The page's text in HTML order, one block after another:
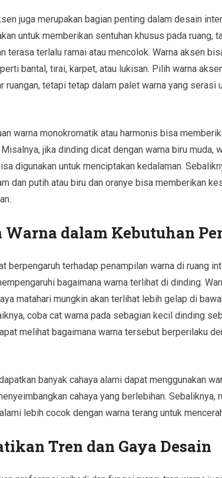
juga merupakan bagian penting dalam desain
untuk memberikan sentuhan khusus pada ruang,
terasa terlalu ramai atau mencolok. Warna aksen
bantal, tirai, karpet, atau lukisan. Pilih warna
ruangan, tetapi tetap dalam palet warna yang serasi
warna monokromatik atau harmonis bisa
jika dinding dicat dengan warna biru muda,
digunakan untuk menciptakan kedalaman.
dan putih atau biru dan oranye bisa memberikan
Warna dalam Kebutuhan
berpengaruh terhadap penampilan warna di ruang
bagaimana warna terlihat di dinding.
matahari mungkin akan terlihat lebih gelap di
coba cat warna pada sebagian kecil dinding
melihat bagaimana warna tersebut berperilaku
banyak cahaya alami dapat menggunakan
cahaya yang berlebihan. Sebaliknya,
lebih cocok dengan warna terang untuk
Tren dan Gaya Desain